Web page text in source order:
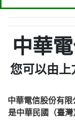
中華
您可以由上
中華電信股份有限
是中華民國（臺